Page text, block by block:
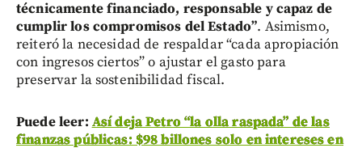
técnicamente financiado, responsable y capaz de
cumplir los compromisos del Estado”. Asimismo,
reiteró la necesidad de respaldar “cada apropiación
con ingresos ciertos” o ajustar el gasto para
preservar la sostenibilidad fiscal.
Puede leer:Así deja Petro “la olla raspada” de las
finanzas públicas: $98 billones solo en intereses en